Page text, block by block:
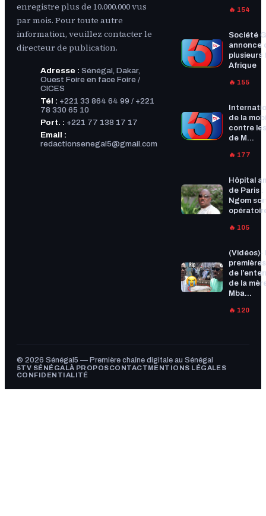
enregistre plus de 10.000.000 vus
par mois. Pour toute autre
information, veuillez contacter le
directeur de publication.
Adresse : Sénégal, Dakar,
Ouest Foire en face Foire /
CICES
Tél : +221 33 864 64 99 / +221
78 330 65 10
Port. : +221 77 138 17 17
Email :
redactionsenegal5@gmail.com
🔥 154
Société
annonce
plusieurs
Afrique
🔥 155
de la
contre
de M...
🔥 177
Hôpital
de Paris :
Ngom
🔥 105
(Vidéos)-
de
de la
Mba...
🔥 120
© 2026 Sénégal5 — Première chaîne digitale au Sénégal
5TV SÉNÉGALÀ PROPOSCONTACT MENTIONS LÉGALES
CONFIDENTIALITÉ